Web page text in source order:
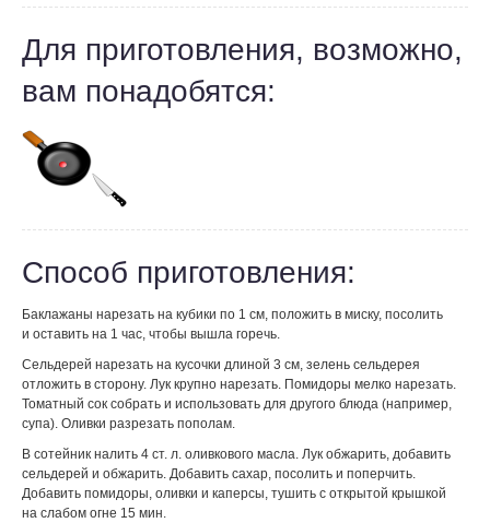
Для приготовления, возможно,
вам понадобятся:
Способ приготовления:
Баклажаны нарезать на кубики по 1 см, положить в миску, посолить
и оставить на 1 час, чтобы вышла горечь.
Сельдерей нарезать на кусочки длиной 3 см, зелень сельдерея
отложить в сторону. Лук крупно нарезать. Помидоры мелко нарезать.
Томатный сок собрать и использовать для другого блюда (например,
супа). Оливки разрезать пополам.
В сотейник налить 4 ст. л. оливкового масла. Лук обжарить, добавить
сельдерей и обжарить. Добавить сахар, посолить и поперчить.
Добавить помидоры, оливки и каперсы, тушить с открытой крышкой
на слабом огне 15 мин.